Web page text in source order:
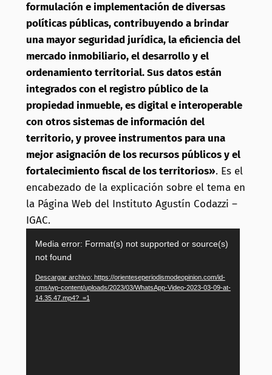
formulación e implementación de diversas
políticas públicas, contribuyendo a brindar
una mayor seguridad jurídica, la eficiencia del
mercado inmobiliario, el desarrollo y el
ordenamiento territorial. Sus datos están
integrados con el registro público de la
propiedad inmueble, es digital e interoperable
con otros sistemas de información del
territorio, y provee instrumentos para una
mejor asignación de los recursos públicos y el
fortalecimiento fiscal de los territorios». Es el
encabezado de la explicación sobre el tema en
la Página Web del Instituto Agustín Codazzi –
IGAC.
de
Media error: Format(s) not supported or source(s)
not found
Descargar archivo: https://orienteseperiodismodeopinion.com/id-
cms/wp-content/uploads/2023/03/WhatsApp-Video-2023-03-09-at-
14.35.47.mp4?_=1